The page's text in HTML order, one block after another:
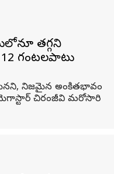
తగ్గని
గంటలపాటు
నిజమైన అంకితభావం
చిరంజీవి మరోసారి